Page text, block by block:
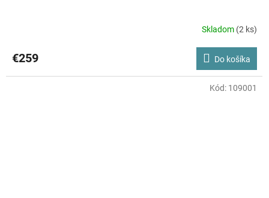
Skladom (2 ks)
€259 Do košíka
Kód: 109001